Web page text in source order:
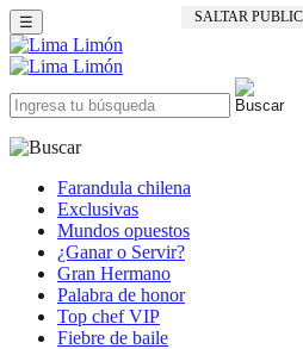
SALTAR
☰
Farandula chilena
Exclusivas
Mundos opuestos
¿Ganar o Servir?
Gran Hermano
Palabra de honor
Top chef VIP
Fiebre de baile